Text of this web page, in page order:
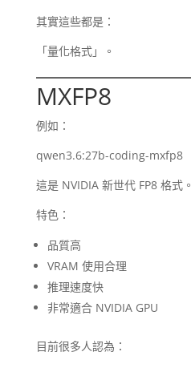
其實這些都是：
「量化格式」。
MXFP8
例如：
qwen3.6:27b-coding-mxfp8
這是 NVIDIA 新世代 FP8 格式。
特色：
品質高
VRAM 使用合理
推理速度快
非常適合 NVIDIA GPU
目前很多人認為：